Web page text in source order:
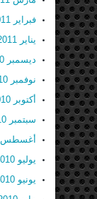
فبراير 2011
يناير 2011
ديسمبر 2010
نوفمبر 2010
أكتوبر 2010
سبتمبر 2010
أغسطس 2010
يوليو 2010
يونيو 2010